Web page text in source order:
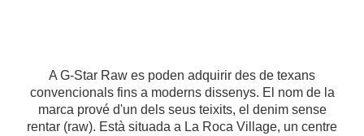
A G-Star Raw es poden adquirir des de texans
convencionals fins a moderns dissenys. El nom de la
marca prové d'un dels seus teixits, el denim sense
rentar (raw). Està situada a La Roca Village, un centre